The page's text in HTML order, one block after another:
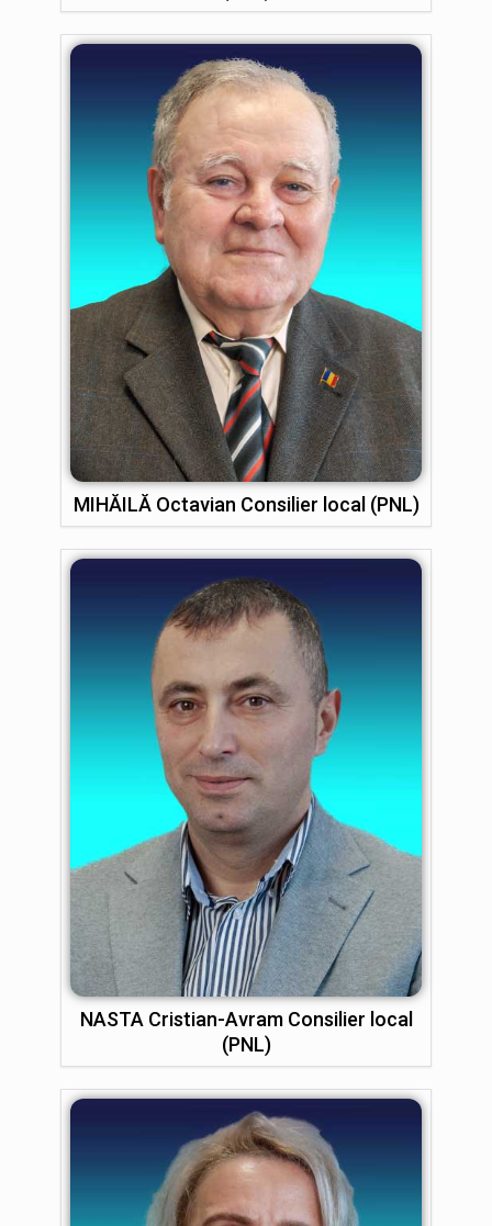
MIHĂILĂ Octavian Consilier local (PNL)
NASTA Cristian-Avram Consilier local
(PNL)